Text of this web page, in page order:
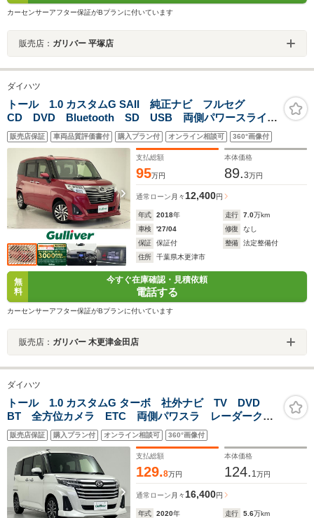
カーセンサーアフター保証がBプランに付いています
販売店： ガリバー 平塚店
ダイハツ
トール 1.0 カスタムG SAII 純正ナビ フルセグ
CD DVD Bluetooth SD USB 両側パワースライド
ドア バックカメラ ドラレコ ETC 純正AW クルー
ズコントロール レーンキープアシスト 衝突被害軽減
システム
販売店保証 車両品質評価書付 購入プラン付 オンライン相談可 360°画像付
支払総額
95万円
本体価格
89.3万円
通常ローン 月々 12,400円
年式 2018年 走行 7.0万km
車検
'27/04 修復
なし
保証
保証付 整備
法定整備付
住所
千葉県木更津市
無
料
今すぐ在庫確認・見積依頼
電話する
カーセンサーアフター保証がBプランに付いています
販売店： ガリバー 木更津金田店
ダイハツ
トール 1.0 カスタムG ターボ 社外ナビ TV DVD
BT 全方位カメラ ETC 両側パワスラ レーダークル
ーズ 前後コーナセンサー 横滑り防止装置 衝突軽減
ブレーキ 純正LEDヘッドライト 純正15インチAW 純
正フロアマット
販売店保証 購入プラン付 オンライン相談可 360°画像付
支払総額
129.8万円
本体価格
124. 1 万円
通常ローン 月々 16,400円
年式 2020年 走行 5.6万km